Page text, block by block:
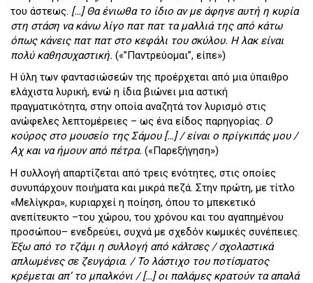
του άστεως. […] Θα ένιωθα το ίδιο αν με άφηνε αυτή η κυρία
στη στάση να κάνω λίγο πατ πατ τα μαλλιά της από κάτω
όπως κάνεις πατ πατ στο κεφάλι του σκύλου. Η λακ είναι
πολύ καθησυχαστική. («”Παντρεύομαι”, είπε»)
Η ύλη των φαντασιώσεών της προέρχεται από μια ύπαιθρο
ελάχιστα λυρική, ενώ η ίδια βιώνει μια αστική
πραγματικότητα, στην οποία αναζητά τον λυρισμό στις
ανώφελες λεπτομέρειες – ως ένα είδος παρηγορίας. Ο
κούρος στο μουσείο της Σάμου […] / είναι ο πρίγκιπάς μου /
Αχ και να ήμουν από πέτρα. («Παρεξήγηση»)
Η συλλογή απαρτίζεται από τρεις ενότητες, στις οποίες
συνυπάρχουν ποιήματα και μικρά πεζά. Στην πρώτη, με τίτλο
«Μελίγκρα», κυριαρχεί η ποίηση, όπου το μπεκετικό
ανεπίτευκτο –του χώρου, του χρόνου και του αγαπημένου
προσώπου– ενεδρεύει, συχνά με σχεδόν κωμικές συνέπειες.
Έξω από το τζάμι η συλλογή από κάλτσες / σχολαστικά
απλωμένες σε ζευγάρια. / Το λάστιχο του ποτίσματος
κρέμεται απ’ το μπαλκόνι / […] οι παλάμες κρατούν τα απαλά